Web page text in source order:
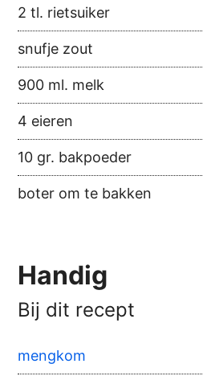
2 tl. rietsuiker
snufje zout
900 ml. melk
4 eieren
10 gr. bakpoeder
boter om te bakken
Handig
Bij dit recept
mengkom